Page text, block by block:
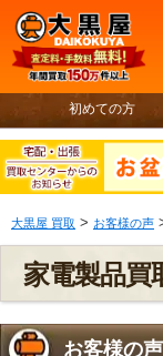
初めての方
大黒屋 買取 > お客様の声
家電製品買
お客様の